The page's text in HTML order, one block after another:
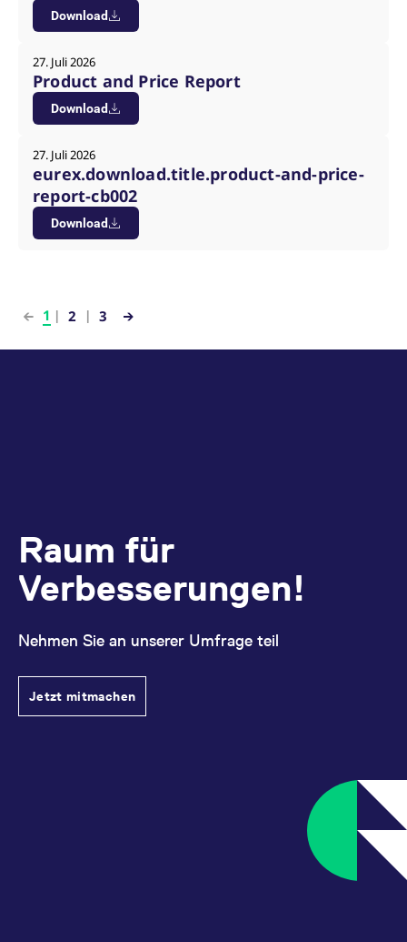
Download
27. Juli 2026
Product and Price Report
Download
27. Juli 2026
eurex.download.title.product-and-price-
report-cb002
Download
1 2 3
Raum für
Verbesserungen!
Nehmen Sie an unserer Umfrage teil
Jetzt mitmachen